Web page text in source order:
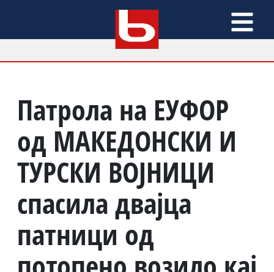
Патролa на ЕУФОР
од МАКЕДОНСКИ И
ТУРСКИ ВОЈНИЦИ
спасила двајца
патници од